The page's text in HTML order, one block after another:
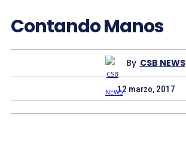
Contando Manos
By CSB NEWS
12 marzo, 2017